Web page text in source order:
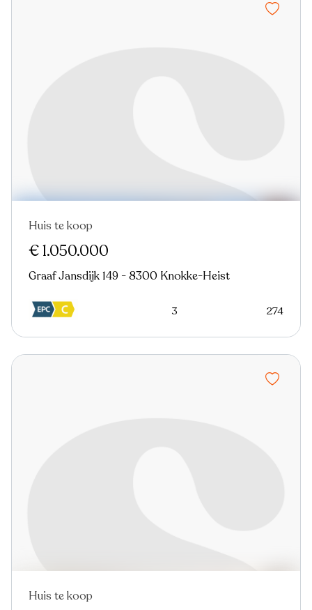
Nieuw
Huis te koop
€ 1.050.000
Graaf Jansdijk 149 - 8300 Knokke-Heist
3 274
Nieuw
Huis te koop